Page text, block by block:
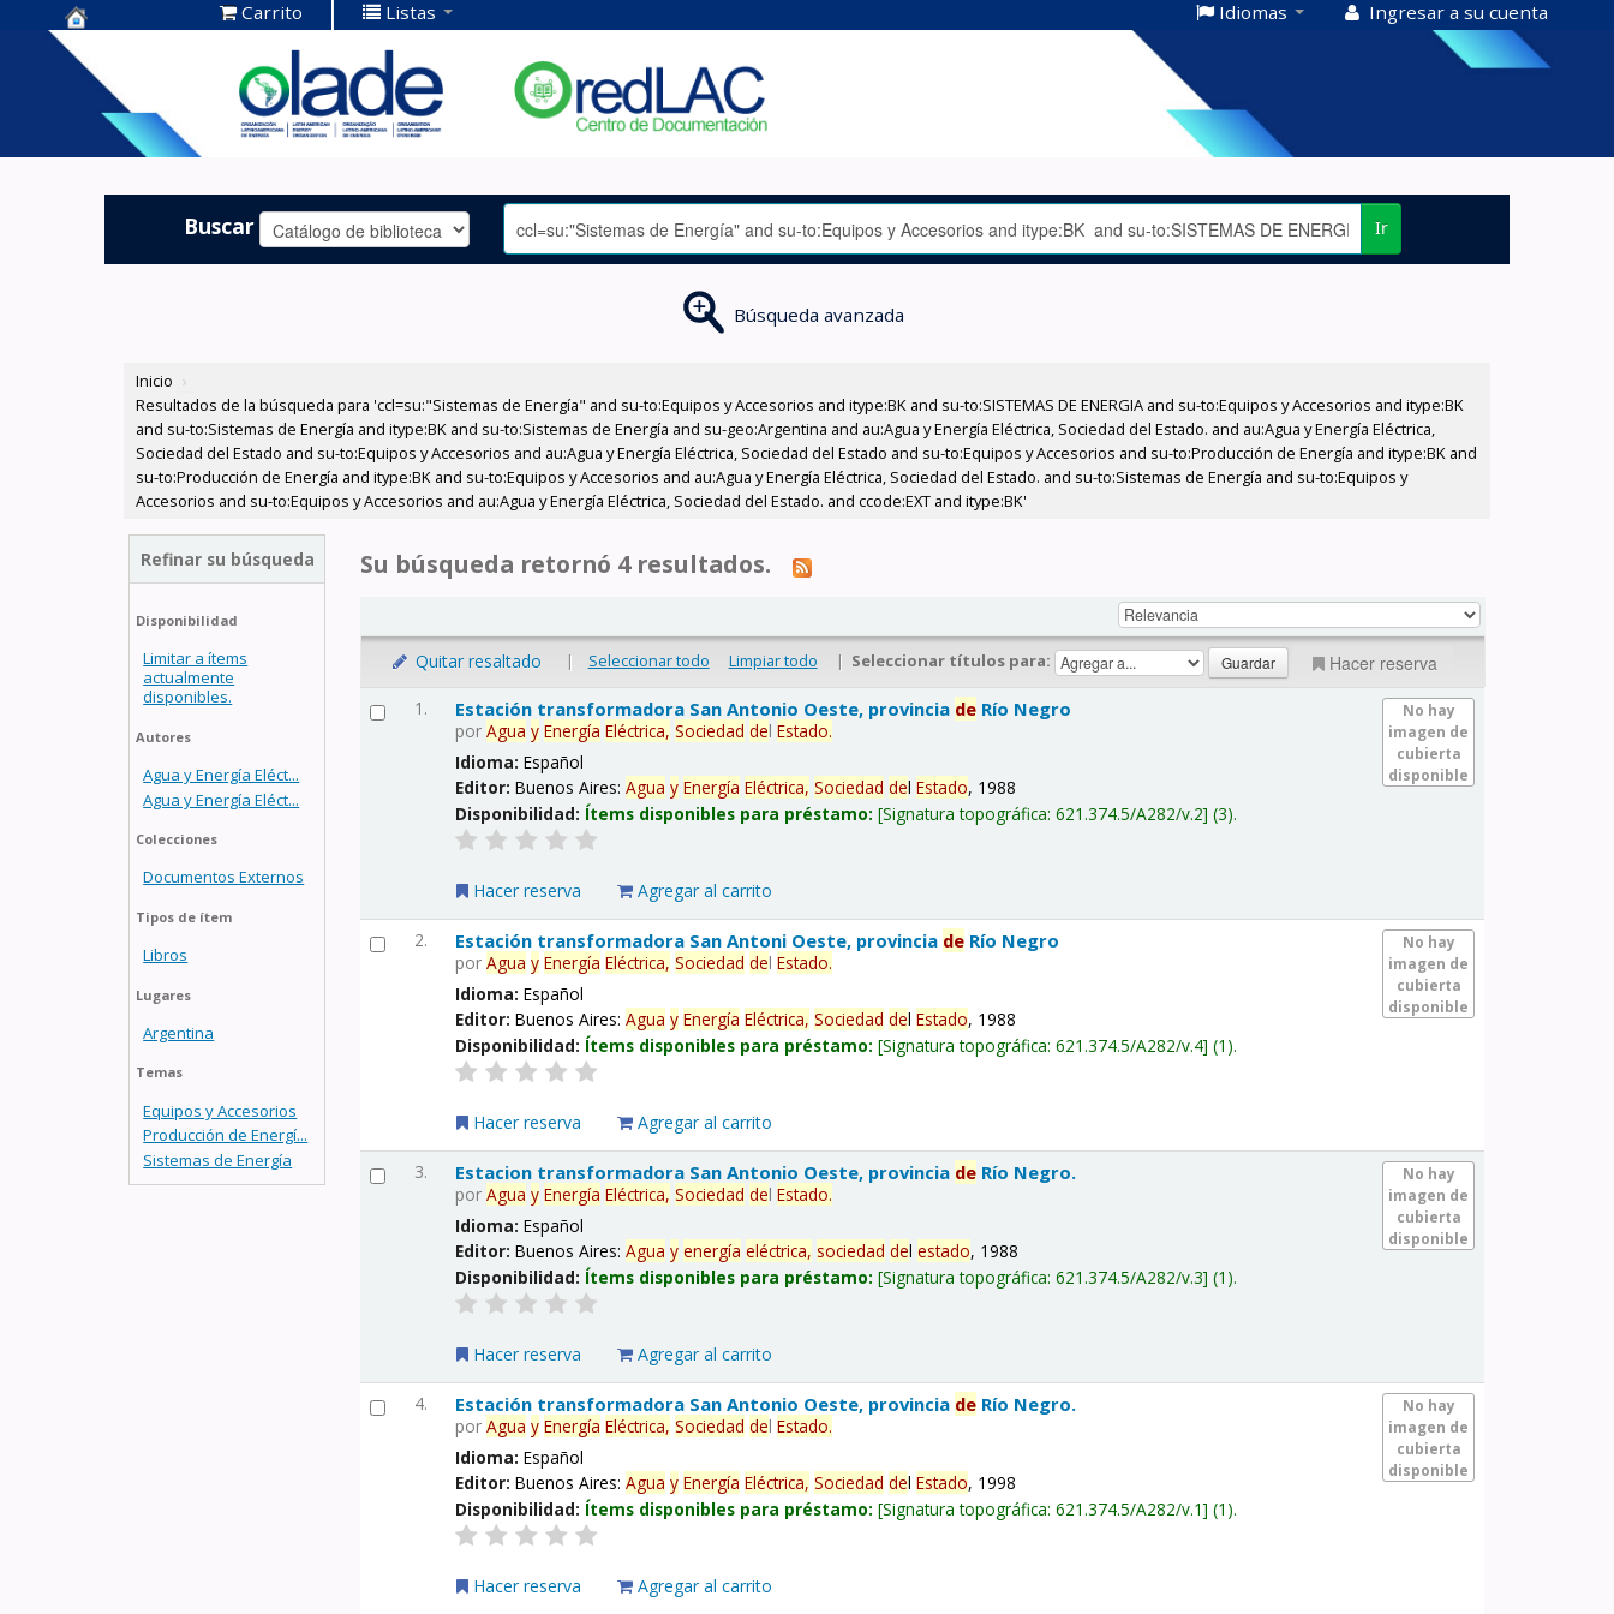
Centro de
Documentación
OLADE -
Carrito Listas Idiomas Ingresar a su cuenta
Buscar Ir
Búsqueda avanzada
Inicio ›
Resultados de la búsqueda para 'ccl=su:"Sistemas de Energía" and su-to:Equipos y Accesorios and itype:BK and su-to:SISTEMAS DE ENERGIA and su-to:Equipos y Accesorios and itype:BK
and su-to:Sistemas de Energía and itype:BK and su-to:Sistemas de Energía and su-geo:Argentina and au:Agua y Energía Eléctrica, Sociedad del Estado. and au:Agua y Energía Eléctrica,
Sociedad del Estado and su-to:Equipos y Accesorios and au:Agua y Energía Eléctrica, Sociedad del Estado and su-to:Equipos y Accesorios and su-to:Producción de Energía and itype:BK and
su-to:Producción de Energía and itype:BK and su-to:Equipos y Accesorios and au:Agua y Energía Eléctrica, Sociedad del Estado. and su-to:Sistemas de Energía and su-to:Equipos y
Accesorios and su-to:Equipos y Accesorios and au:Agua y Energía Eléctrica, Sociedad del Estado. and ccode:EXT and itype:BK'
Refinar su búsqueda
Disponibilidad
Limitar a ítems
actualmente
disponibles.
Autores
Agua y Energía Eléct...
Agua y Energía Eléct...
Colecciones
Documentos Externos
Tipos de ítem
Libros
Lugares
Argentina
Temas
Equipos y Accesorios
Producción de Energí...
Sistemas de Energía
Su búsqueda retornó 4 resultados.
Quitar resaltado | Seleccionar todo Limpiar todo | Seleccionar títulos para: Hacer reserva
1.
No hay
imagen de
cubierta
disponible
Estación transformadora San Antonio Oeste, provincia de Río Negro
porAgua y Energía Eléctrica, Sociedad delEstado.
Idioma:Español
Editor:Buenos Aires:Agua y Energía Eléctrica, Sociedad delEstado, 1988
Disponibilidad: Ítems disponibles para préstamo: Signatura topográfica:621.374.5/A282/v.2 (3).
Hacer reserva Agregar al carrito
2.
No hay
imagen de
cubierta
disponible
Estación transformadora San Antoni Oeste, provincia de Río Negro
porAgua y Energía Eléctrica, Sociedad delEstado.
Idioma:Español
Editor:Buenos Aires:Agua y Energía Eléctrica, Sociedad delEstado, 1988
Disponibilidad: Ítems disponibles para préstamo: Signatura topográfica:621.374.5/A282/v.4 (1).
Hacer reserva Agregar al carrito
3.
No hay
imagen de
cubierta
disponible
Estacion transformadora San Antonio Oeste, provincia de Río Negro.
porAgua y Energía Eléctrica, Sociedad delEstado.
Idioma:Español
Editor:Buenos Aires:Agua y energía eléctrica, sociedad delestado, 1988
Disponibilidad: Ítems disponibles para préstamo: Signatura topográfica:621.374.5/A282/v.3 (1).
Hacer reserva Agregar al carrito
4.
No hay
imagen de
cubierta
disponible
Estación transformadora San Antonio Oeste, provincia de Río Negro.
porAgua y Energía Eléctrica, Sociedad delEstado.
Idioma:Español
Editor:Buenos Aires:Agua y Energía Eléctrica, Sociedad delEstado, 1998
Disponibilidad: Ítems disponibles para préstamo: Signatura topográfica:621.374.5/A282/v.1 (1).
Hacer reserva Agregar al carrito